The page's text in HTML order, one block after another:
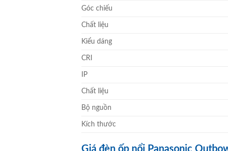
Góc chiếu
Chất liệu
Kiểu dáng
CRI
IP
Chất liệu
Bộ nguồn
Kích thước